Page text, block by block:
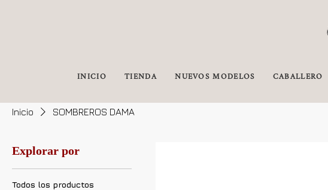
INICIO TIENDA NUEVOS MODELOS CABALLERO
Inicio SOMBREROS DAMA
Explorar por
Todos los productos